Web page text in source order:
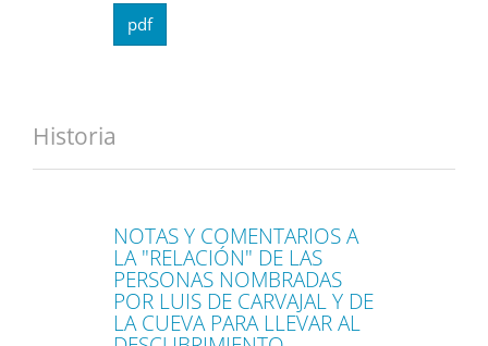
pdf
Historia
NOTAS Y COMENTARIOS A
LA "RELACIÓN" DE LAS
PERSONAS NOMBRADAS
POR LUIS DE CARVAJAL Y DE
LA CUEVA PARA LLEVAR AL